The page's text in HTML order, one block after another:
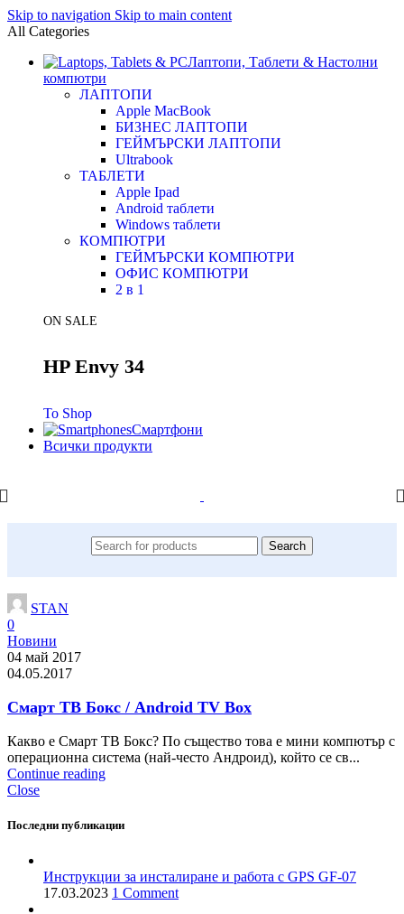
Skip to navigation Skip to main content
All Categories
Лаптопи, Таблети & Настолни
компютри
ЛАПТОПИ
Apple MacBook
БИЗНЕС ЛАПТОПИ
ГЕЙМЪРСКИ ЛАПТОПИ
Ultrabook
ТАБЛЕТИ
Apple Ipad
Android таблети
Windows таблети
КОМПЮТРИ
ГЕЙМЪРСКИ КОМПЮТРИ
ОФИС КОМПЮТРИ
2 в 1
ON SALE
HP Envy 34
To Shop
Смартфони
Всички продукти
Search
STAN
0
Новини
04 май 2017
04.05.2017
Смарт ТВ Бокс / Android TV Box
Какво е Смарт ТВ Бокс? По същество това e мини компютър с
операционна система (най-често Андроид), който се св...
Continue reading
Close
Последни публикации
Инструкции за инсталиране и работа с GPS GF-07
17.03.2023 1 Comment